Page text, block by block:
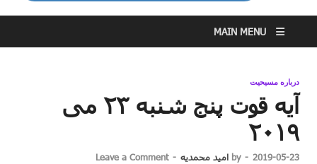
MAIN MENU
درباره مسیحیت
آیه قوت پنج شنبه ۲۳ می
۲۰۱۹
2019-05-23
-
by امید محمدیه -
Leave a Comment